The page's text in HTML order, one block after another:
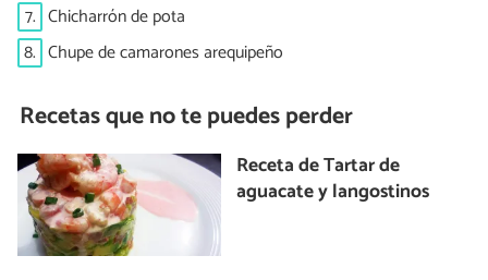
7. Chicharrón de pota
8. Chupe de camarones arequipeño
Recetas que no te puedes perder
Receta de Tartar de
aguacate y langostinos